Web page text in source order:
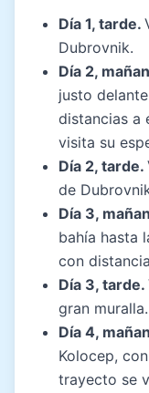
Día 1, tarde.
Dubrovnik.
Día 2,
justo
distancias a
visita su
Día 2, tarde.
de
Día 3,
bahía hasta
con
Día 3, tarde.
gran muralla.
Día 4,
Kolocep,
trayecto se